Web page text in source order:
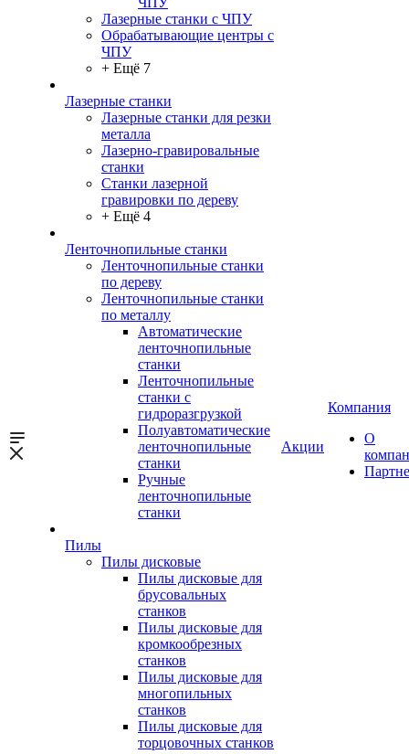
Лазерные станки с ЧПУ
Обрабатывающие центры с
ЧПУ
+ Ещё 7
Лазерные станки
Лазерные станки для резки
металла
Лазерно-гравировальные
станки
Станки лазерной
гравировки по дереву
+ Ещё 4
Ленточнопильные станки
Ленточнопильные станки
по дереву
Ленточнопильные станки
по металлу
Автоматические
ленточнопильные
станки
Ленточнопильные
станки с
гидроразгрузкой
Полуавтоматические
ленточнопильные
станки
Ручные
ленточнопильные
станки
Пилы
Пилы дисковые
Пилы дисковые для
брусовальных
станков
Пилы дисковые для
кромкообрезных
станков
Пилы дисковые для
многопильных
станков
Пилы дисковые для
торцовочных станков
Акции
Компания
О